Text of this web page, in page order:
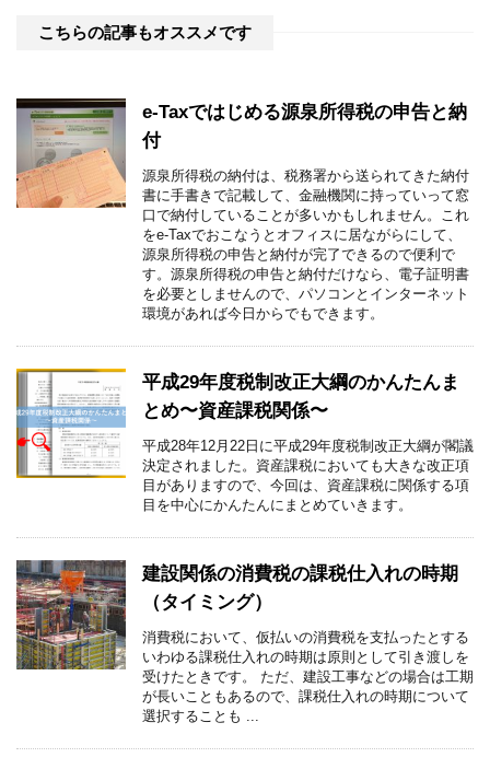
こちらの記事もオススメです
e-Taxではじめる源泉所得税の申告と納
付
源泉所得税の納付は、税務署から送られてきた納付
書に手書きで記載して、金融機関に持っていって窓
口で納付していることが多いかもしれません。これ
をe-Taxでおこなうとオフィスに居ながらにして、
源泉所得税の申告と納付が完了できるので便利で
す。源泉所得税の申告と納付だけなら、電子証明書
を必要としませんので、パソコンとインターネット
環境があれば今日からでもできます。
平成29年度税制改正大綱のかんたんま
とめ〜資産課税関係〜
平成28年12月22日に平成29年度税制改正大綱が閣議
決定されました。資産課税においても大きな改正項
目がありますので、今回は、資産課税に関係する項
目を中心にかんたんにまとめていきます。
建設関係の消費税の課税仕入れの時期
（タイミング）
消費税において、仮払いの消費税を支払ったとする
いわゆる課税仕入れの時期は原則として引き渡しを
受けたときです。 ただ、建設工事などの場合は工期
が長いこともあるので、課税仕入れの時期について
選択することも ...